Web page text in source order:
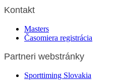
Kontakt
Masters
Časomiera registrácia
Partneri webstránky
Sporttiming Slovakia